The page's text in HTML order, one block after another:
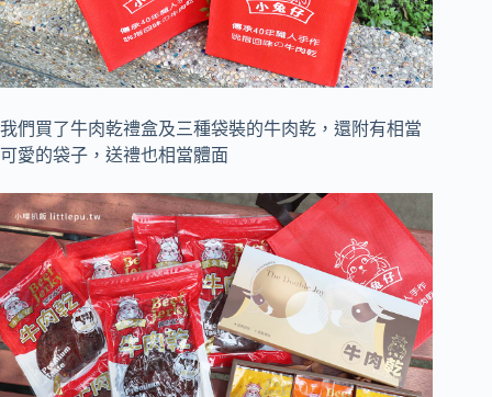
我們買了牛肉乾禮盒及三種袋裝的牛肉乾，還附有相當
可愛的袋子，送禮也相當體面